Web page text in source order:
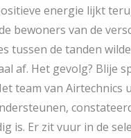
energie lijkt
bewoners van de
tussen de tanden
af. Het gevolg? Blije
team van Airtechnics
is. Er zit vuur in de